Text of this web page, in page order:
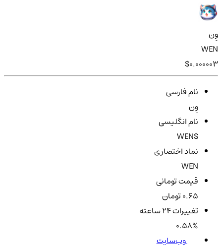
وِن
WEN
$0.000003
نام فارسی
وِن
نام انگلیسی
$WEN
نماد اختصاری
WEN
قیمت تومانی
0.65 تومان
تغییرات ۲۴ ساعته
0.58%
وب‌سایت